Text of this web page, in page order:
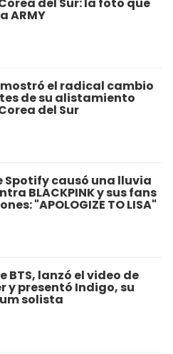
ARMY
mostró el radical cambio
de su alistamiento
del Sur
Spotify causó una lluvia
BLACKPINK y sus fans
"APOLOGIZE TO LISA"
BTS, lanzó el video de
y presentó Indigo, su
solista